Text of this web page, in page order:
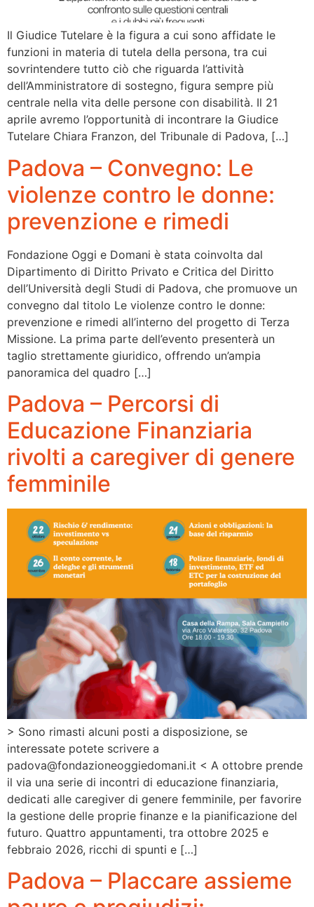
Il Giudice Tutelare è la figura a cui sono affidate le
funzioni in materia di tutela della persona, tra cui
sovrintendere tutto ciò che riguarda l’attività
dell’Amministratore di sostegno, figura sempre più
centrale nella vita delle persone con disabilità. Il 21
aprile avremo l’opportunità di incontrare la Giudice
Tutelare Chiara Franzon, del Tribunale di Padova, […]
Padova – Convegno: Le
violenze contro le donne:
prevenzione e rimedi
Fondazione Oggi e Domani è stata coinvolta dal
Dipartimento di Diritto Privato e Critica del Diritto
dell’Università degli Studi di Padova, che promuove un
convegno dal titolo Le violenze contro le donne:
prevenzione e rimedi all’interno del progetto di Terza
Missione. La prima parte dell’evento presenterà un
taglio strettamente giuridico, offrendo un’ampia
panoramica del quadro […]
Padova – Percorsi di
Educazione Finanziaria
rivolti a caregiver di genere
femminile
> Sono rimasti alcuni posti a disposizione, se
interessate potete scrivere a
padova@fondazioneoggiedomani.it < A ottobre prende
il via una serie di incontri di educazione finanziaria,
dedicati alle caregiver di genere femminile, per favorire
la gestione delle proprie finanze e la pianificazione del
futuro. Quattro appuntamenti, tra ottobre 2025 e
febbraio 2026, ricchi di spunti e […]
Padova – Placcare assieme